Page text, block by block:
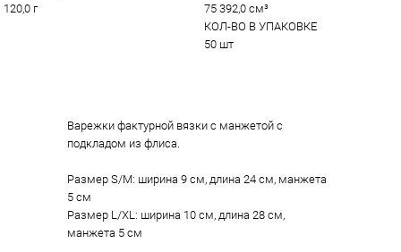
120,0 г
75 392,0 см³
КОЛ-ВО В УПАКОВКЕ
50 шт
Варежки фактурной вязки с манжетой с
подкладом из флиса.
Размер S/M: ширина 9 см, длина 24 см, манжета
5 см
Pазмер L/XL: ширина 10 см, длина 28 см,
манжета 5 см